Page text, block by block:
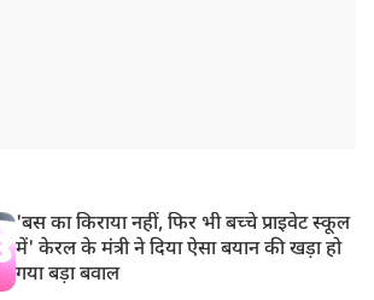
'बस का किराया नहीं, फिर भी बच्चे प्राइवेट स्कूल
में' केरल के मंत्री ने दिया ऐसा बयान की खड़ा हो
गया बड़ा बवाल